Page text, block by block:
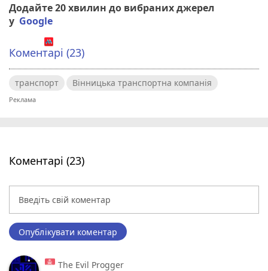
Додайте 20 хвилин до вибраних джерел
у Google
Коментарі (23)
транспорт Вінницька транспортна компанія
Коментарі (23)
Опублікувати коментар
The Evil Progger